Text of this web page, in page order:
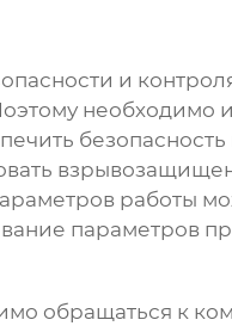
и
необходимо
работы
параметров
обращаться к